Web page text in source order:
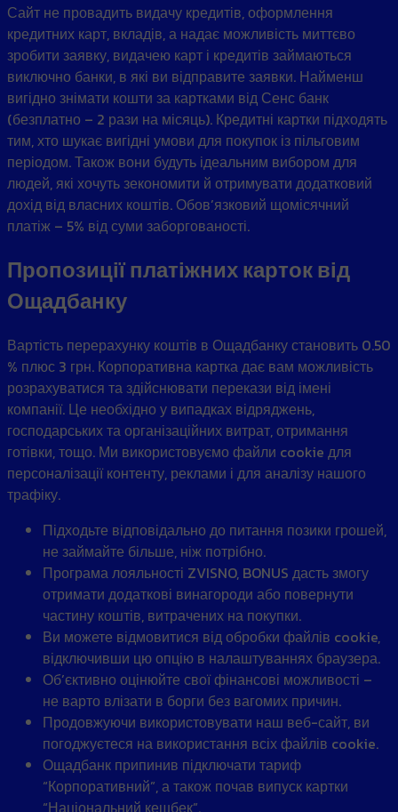
Сайт не провадить видачу кредитів, оформлення
кредитних карт, вкладів, а надає можливість миттєво
зробити заявку, видачею карт і кредитів займаються
виключно банки, в які ви відправите заявки. Найменш
вигідно знімати кошти за картками від Сенс банк
(безплатно – 2 рази на місяць). Кредитні картки підходять
тим, хто шукає вигідні умови для покупок із пільговим
періодом. Також вони будуть ідеальним вибором для
людей, які хочуть зекономити й отримувати додатковий
дохід від власних коштів. Обов’язковий щомісячний
платіж – 5% від суми заборгованості.
Пропозиції платіжних карток від
Ощадбанку
Вартість перерахунку коштів в Ощадбанку становить 0.50
% плюс 3 грн. Корпоративна картка дає вам можливість
розрахуватися та здійснювати перекази від імені
компанії. Це необхідно у випадках відряджень,
господарських та організаційних витрат, отримання
готівки, тощо. Ми використовуємо файли cookie для
персоналізації контенту, реклами і для аналізу нашого
трафіку.
Підходьте відповідально до питання позики грошей,
не займайте більше, ніж потрібно.
Програма лояльності ZVISNO, BONUS дасть змогу
отримати додаткові винагороди або повернути
частину коштів, витрачених на покупки.
Ви можете відмовитися від обробки файлів cookie,
відключивши цю опцію в налаштуваннях браузера.
Об’єктивно оцінюйте свої фінансові можливості –
не варто влізати в борги без вагомих причин.
Продовжуючи використовувати наш веб-сайт, ви
погоджуєтеся на використання всіх файлів cookie.
Ощадбанк припинив підключати тариф
“Корпоративний”, а також почав випуск картки
“Національний кешбек”.